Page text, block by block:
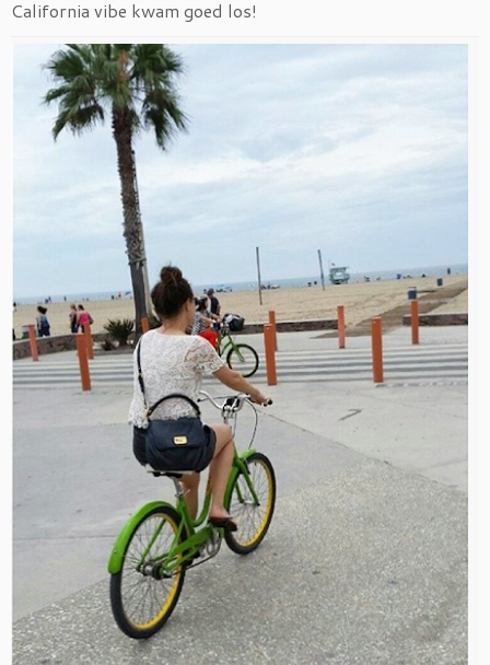
California vibe kwam goed los!